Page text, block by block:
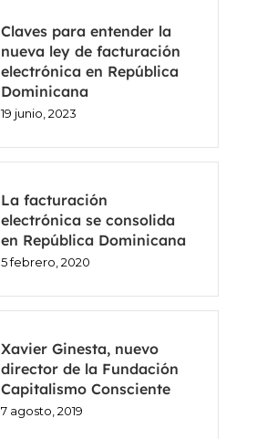
Claves para entender la
nueva ley de facturación
electrónica en República
Dominicana
19 junio, 2023
La facturación
electrónica se consolida
en República Dominicana
5 febrero, 2020
Xavier Ginesta, nuevo
director de la Fundación
Capitalismo Consciente
7 agosto, 2019